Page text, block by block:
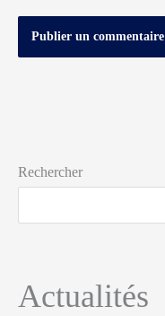
Rechercher
Actualités